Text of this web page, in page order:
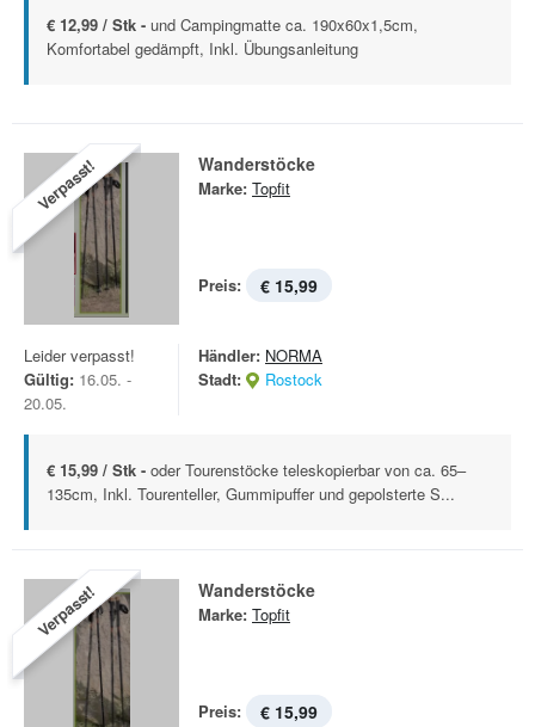
€ 12,99 / Stk - und Campingmatte ca. 190x60x1,5cm,
Komfortabel gedämpft, Inkl. Übungsanleitung
Verpasst! Wanderstöcke
Marke: Topfit
Preis: € 15,99
Leider verpasst!
Gültig: 16.05. -
20.05.
Händler: NORMA
Stadt:
Rostock
€ 15,99 / Stk - oder Tourenstöcke teleskopierbar von ca. 65–
135cm, Inkl. Tourenteller, Gummipuffer und gepolsterte S...
Verpasst! Wanderstöcke
Marke: Topfit
Preis: € 15,99